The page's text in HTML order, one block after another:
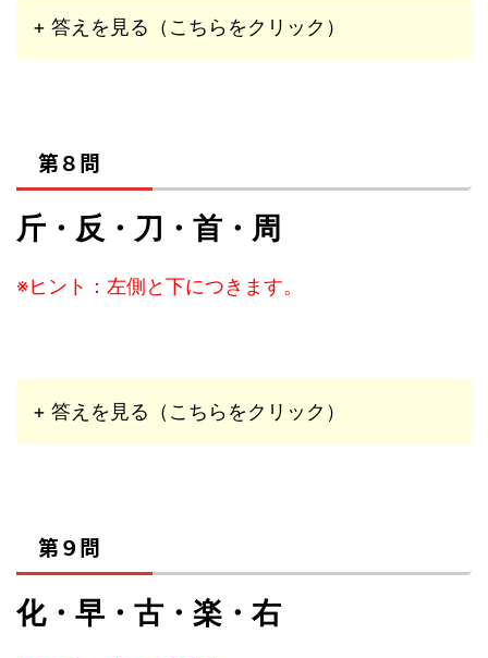
+ 答えを見る（こちらをクリック）
第８問
斤・反・刀・首・周
※ヒント：左側と下につきます。
+ 答えを見る（こちらをクリック）
第９問
化・早・古・楽・右